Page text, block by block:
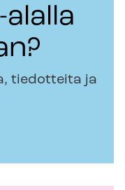
tiedotteita ja